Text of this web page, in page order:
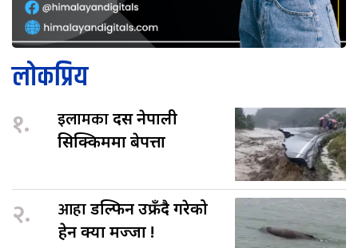
लोकप्रिय
१. इलामकादस नेपाली
सिक्किममा बेपत्ता
२. आहाडल्फिन उफ्रँदै गरेको
हेर्न क्या मज्जा !